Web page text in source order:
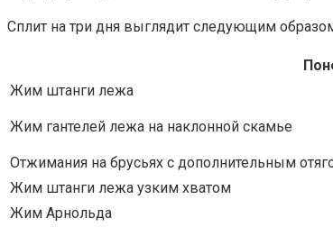
Сплит на три дня выглядит следующим
Жим штанги лежа
Жим гантелей лежа на наклонной скамье
Отжимания на брусьях с дополнительным
Жим штанги лежа узким хватом
Жим Арнольда